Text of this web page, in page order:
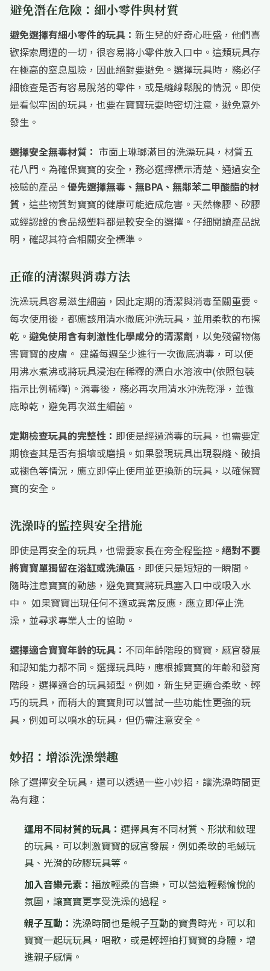
避免潛在危險：細小零件與材質
避免選擇有細小零件的玩具： 新生兒的好奇心旺盛，他們喜
歡探索周遭的一切，很容易將小零件放入口中。這類玩具存
在極高的窒息風險，因此絕對要避免。選擇玩具時，務必仔
細檢查是否有容易脫落的零件，或是縫線鬆脫的情況。即使
是看似牢固的玩具，也要在寶寶玩耍時密切注意，避免意外
發生。
選擇安全無毒材質： 市面上琳瑯滿目的洗澡玩具，材質五
花八門。為確保寶寶的安全，務必選擇標示清楚、通過安全
檢驗的產品。 優先選擇無毒、無BPA、無鄰苯二甲酸酯的材
質 ，這些物質對寶寶的健康可能造成危害。天然橡膠、矽膠
或經認證的食品級塑料都是較安全的選擇。仔細閱讀產品說
明，確認其符合相關安全標準。
正確的清潔與消毒方法
洗澡玩具容易滋生細菌，因此定期的清潔與消毒至關重要。
每次使用後，都應該用清水徹底沖洗玩具，並用柔軟的布擦
乾。 避免使用含有刺激性化學成分的清潔劑 ，以免殘留物傷
害寶寶的皮膚。 建議每週至少進行一次徹底消毒，可以使
用沸水煮沸或將玩具浸泡在稀釋的漂白水溶液中(依照包裝
指示比例稀釋)。消毒後，務必再次用清水沖洗乾淨，並徹
底晾乾，避免再次滋生細菌。
定期檢查玩具的完整性： 即使是經過消毒的玩具，也需要定
期檢查其是否有損壞或磨損。如果發現玩具出現裂縫、破損
或褪色等情況，應立即停止使用並更換新的玩具，以確保寶
寶的安全。
洗澡時的監控與安全措施
即使是再安全的玩具，也需要家長在旁全程監控。 絕對不要
將寶寶單獨留在浴缸或洗澡區 ，即使只是短短的一瞬間。
隨時注意寶寶的動態，避免寶寶將玩具塞入口中或吸入水
中。 如果寶寶出現任何不適或異常反應，應立即停止洗
澡，並尋求專業人士的協助。
選擇適合寶寶年齡的玩具： 不同年齡階段的寶寶，感官發展
和認知能力都不同。選擇玩具時，應根據寶寶的年齡和發育
階段，選擇適合的玩具類型。例如，新生兒更適合柔軟、輕
巧的玩具，而稍大的寶寶則可以嘗試一些功能性更強的玩
具，例如可以噴水的玩具，但仍需注意安全。
妙招：增添洗澡樂趣
除了選擇安全玩具，還可以透過一些小妙招，讓洗澡時間更
為有趣：
運用不同材質的玩具： 選擇具有不同材質、形狀和紋理
的玩具，可以刺激寶寶的感官發展，例如柔軟的毛絨玩
具、光滑的矽膠玩具等。
加入音樂元素： 播放輕柔的音樂，可以營造輕鬆愉悅的
氛圍，讓寶寶更享受洗澡的過程。
親子互動： 洗澡時間也是親子互動的寶貴時光，可以和
寶寶一起玩玩具，唱歌，或是輕輕拍打寶寶的身體，增
進親子感情。